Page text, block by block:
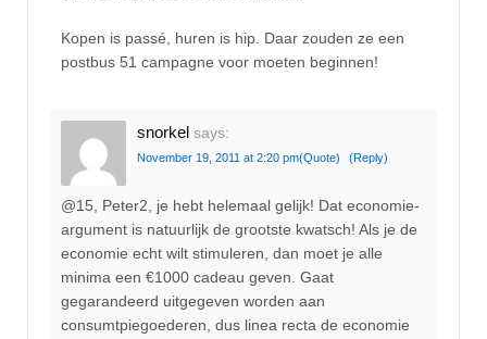
Kopen is passé, huren is hip. Daar zouden ze een
postbus 51 campagne voor moeten beginnen!
snorkel says:
November 19, 2011 at 2:20 pm(Quote) (Reply)
@15, Peter2, je hebt helemaal gelijk! Dat economie-
argument is natuurlijk de grootste kwatsch! Als je de
economie echt wilt stimuleren, dan moet je alle
minima een €1000 cadeau geven. Gaat
gegarandeerd uitgegeven worden aan
consumtpiegoederen, dus linea recta de economie